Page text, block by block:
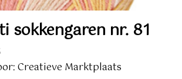
sokkengaren nr. 81
Huidige
prijs Creatieve Marktplaats